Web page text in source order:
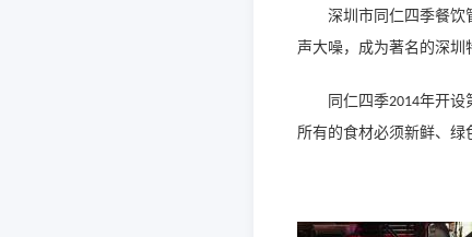
深圳市同仁四季餐饮
声大噪，成为著名的深圳
同仁四季2014年开设
所有的食材必须新鲜、绿